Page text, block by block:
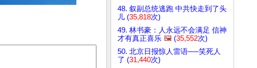
48. 叙副总统逃跑 中共快走到了头
儿 (35,818次)
49. 林书豪：人永远不会满足 信神
才有真正喜乐 🖼️ (35,552次)
50. 北京日报惊人雷语──笑死人
了 (31,440次)